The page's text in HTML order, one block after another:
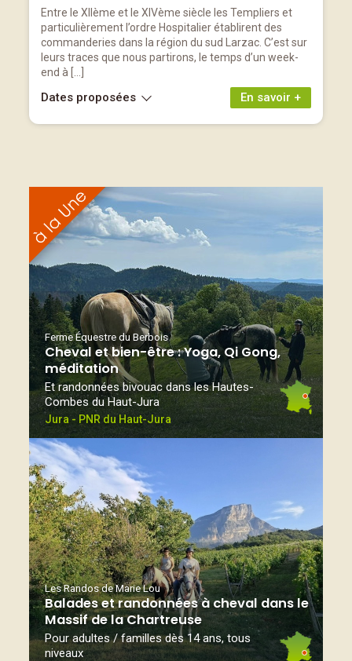
Entre le XIIème et le XIVème siècle les Templiers et
particulièrement l’ordre Hospitalier établirent des
commanderies dans la région du sud Larzac. C’est sur
leurs traces que nous partirons, le temps d’un week-
end à […]
En savoir +
Dates proposées
Ferme Équestre du Berbois
Cheval et bien-être : Yoga, Qi Gong,
méditation
Et randonnées bivouac dans les Hautes-
Combes du Haut-Jura
Jura - PNR du Haut-Jura
Les Randos de Marie Lou
Balades et randonnées à cheval dans le
Massif de la Chartreuse
Pour adultes / familles dès 14 ans, tous
niveaux